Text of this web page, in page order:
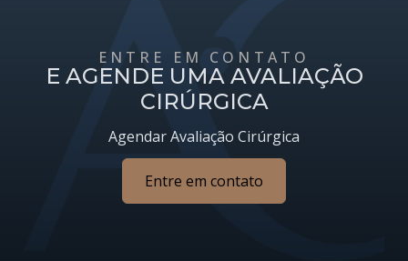
ENTRE EM CONTATO
E AGENDE UMA AVALIAÇÃO
CIRÚRGICA
Agendar Avaliação Cirúrgica
Entre em contato